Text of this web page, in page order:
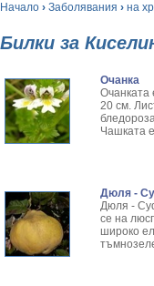
Начало › Заболявания › на
Билки за
Очанка
Очанката
20 см.
Чашката е
Дюля -
Дюля -
се на
широко